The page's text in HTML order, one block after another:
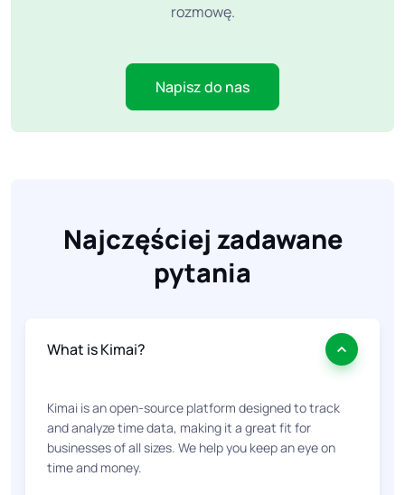
rozmowę.
Napisz do nas
Najczęściej zadawane
pytania
What is Kimai?
Kimai is an open-source platform designed to track
and analyze time data, making it a great fit for
businesses of all sizes. We help you keep an eye on
time and money.